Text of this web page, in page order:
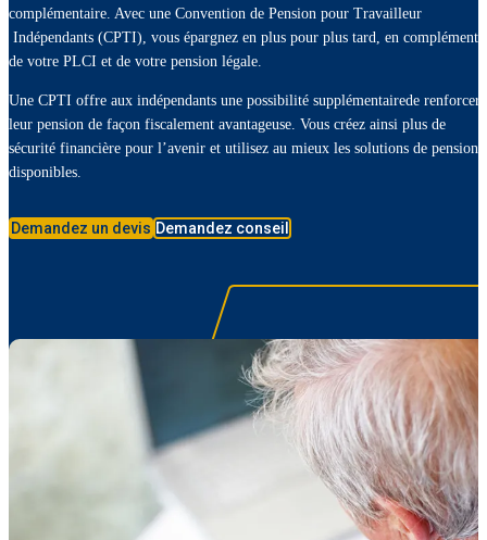
complémentaire. Avec une Convention de Pension pour Travailleur
Indépendants (CPTI), vous épargnez en plus pour plus tard, en complément
de votre PLCI et de votre pension légale.
Une CPTI offre aux indépendants une possibilité supplémentairede renforcer
leur pension de façon fiscalement avantageuse. Vous créez ainsi plus de
sécurité financière pour l’avenir et utilisez au mieux les solutions de pension
disponibles.
Demandez un devis Demandez conseil